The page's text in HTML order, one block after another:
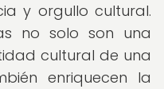
y orgullo cultural.
no solo son una
cultural de una
enriquecen la